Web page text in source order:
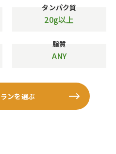
タンパク質
20g以上
脂質
ANY
ンを選ぶ